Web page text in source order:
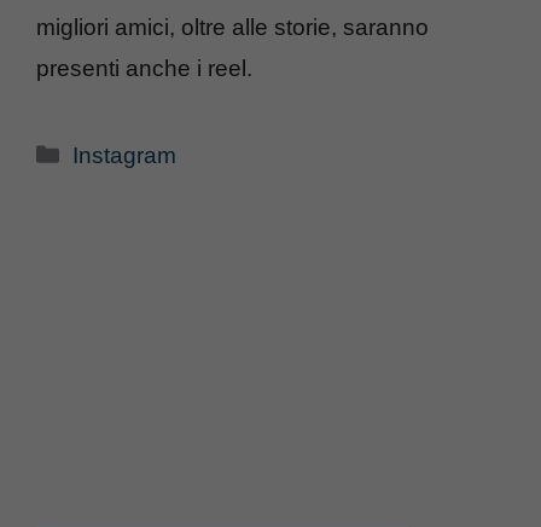
migliori amici, oltre alle storie, saranno
presenti anche i reel.
Categorie
Instagram